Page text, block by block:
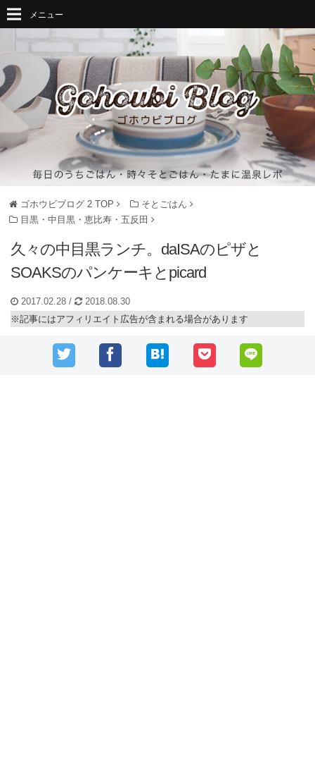
メニュー
ゴホウビブログ 2TOP
そとごはん
目黒・中目黒・恵比寿・五反田
久々の中目黒ランチ。daISAのピザと
SOAKSのパンケーキとpicard
2017.02.28 /
2018.08.30
※記事にはアフィリエイト広告が含まれる場合があります